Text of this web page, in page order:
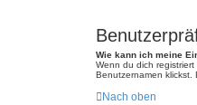
Wie kann ich meine
Wenn du dich
Benutzernamen klickst.
Nach oben